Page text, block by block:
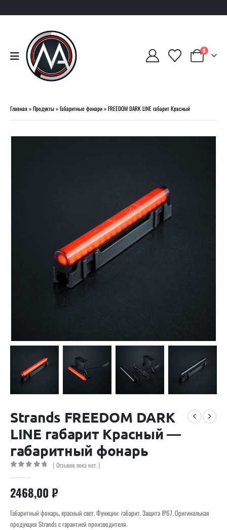
0
Главная»Продукты»Габаритные фонари»FREEDOM DARK LINE габарит Красный
Strands FREEDOM DARK
LINE габарит Красный —
габаритный фонарь
( Отзывов пока нет. )
2468,00 ₽
Габаритный фонарь, красный свет. Функции: габарит. Защита IP67. Оригинальная
продукция Strands с гарантией производителя.